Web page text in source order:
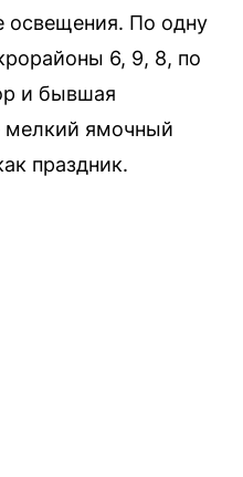
освещения. По одну
6, 9, 8, по
и бывшая
мелкий ямочный
праздник.